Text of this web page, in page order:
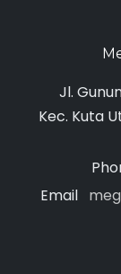
Jl.
Kec. Kuta
Email